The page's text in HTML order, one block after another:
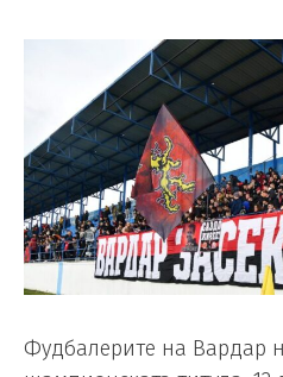
Фудбалерите на Вардар